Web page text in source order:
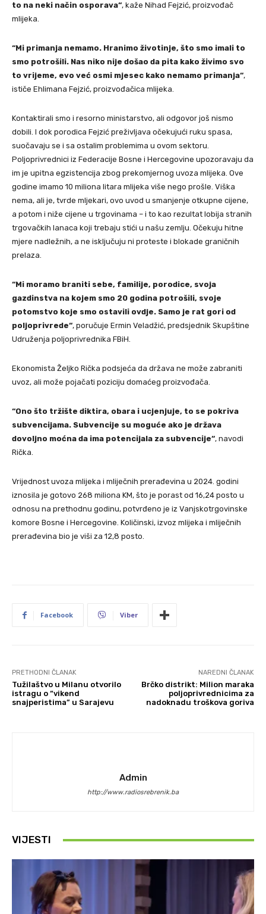
to na neki način osporava“, kaže Nihad Fejzić, proizvođač
mlijeka.
“Mi primanja nemamo. Hranimo životinje, što smo imali to
smo potrošili. Nas niko nije došao da pita kako živimo svo
to vrijeme, evo već osmi mjesec kako nemamo primanja“,
ističe Ehlimana Fejzić, proizvođačica mlijeka.
Kontaktirali smo i resorno ministarstvo, ali odgovor još nismo
dobili. I dok porodica Fejzić preživljava očekujući ruku spasa,
suočavaju se i sa ostalim problemima u ovom sektoru.
Poljoprivrednici iz Federacije Bosne i Hercegovine upozoravaju da
im je upitna egzistencija zbog prekomjernog uvoza mlijeka. Ove
godine imamo 10 miliona litara mlijeka više nego prošle. Viška
nema, ali je, tvrde mljekari, ovo uvod u smanjenje otkupne cijene,
a potom i niže cijene u trgovinama – i to kao rezultat lobija stranih
trgovačkih lanaca koji trebaju stići u našu zemlju. Očekuju hitne
mjere nadležnih, a ne isključuju ni proteste i blokade graničnih
prelaza.
“Mi moramo braniti sebe, familije, porodice, svoja
gazdinstva na kojem smo 20 godina potrošili, svoje
potomstvo koje smo ostavili ovdje. Samo je rat gori od
poljoprivrede“, poručuje Ermin Veladžić, predsjednik Skupštine
Udruženja poljoprivrednika FBiH.
Ekonomista Željko Rička podsjeća da država ne može zabraniti
uvoz, ali može pojačati poziciju domaćeg proizvođača.
“Ono što tržište diktira, obara i ucjenjuje, to se pokriva
subvencijama. Subvencije su moguće ako je država
dovoljno moćna da ima potencijala za subvencije“, navodi
Rička.
Vrijednost uvoza mlijeka i mliječnih prerađevina u 2024. godini
iznosila je gotovo 268 miliona KM, što je porast od 16,24 posto u
odnosu na prethodnu godinu, potvrđeno je iz Vanjskotrgovinske
komore Bosne i Hercegovine. Količinski, izvoz mlijeka i mliječnih
prerađevina bio je viši za 12,8 posto.
Facebook Viber
PRETHODNI ČLANAK
Tužilaštvo u Milanu otvorilo
istragu o “vikend
snajperistima” u Sarajevu
NAREDNI ČLANAK
Brčko distrikt: Milion maraka
poljoprivrednicima za
nadoknadu troškova goriva
Admin
http://www.radiosrebrenik.ba
VIJESTI